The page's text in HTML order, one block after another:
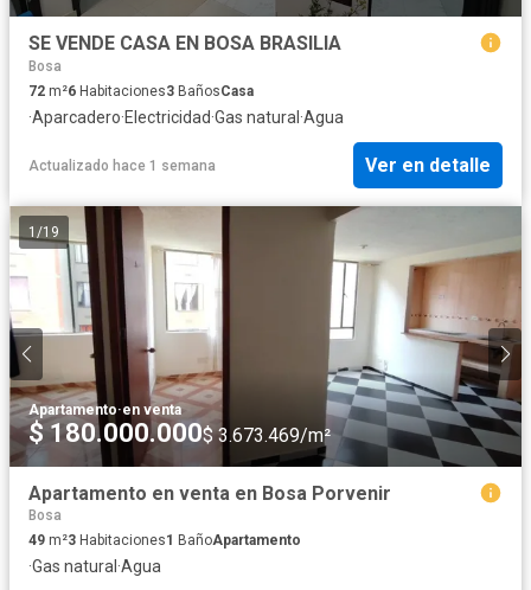
SE VENDE CASA EN BOSA BRASILIA
Bosa
72 m²6 Habitaciones3 BañosCasa
·Aparcadero·Electricidad·Gas natural ·Agua
Actualizado hace 1 semana Ver en detalle
1 /19
Apartamento·en venta
$ 180.000.000$ 3.673.469/m²
Apartamento en venta en Bosa Porvenir
Bosa
49 m²3 Habitaciones1 BañoApartamento
·Gas natural ·Agua